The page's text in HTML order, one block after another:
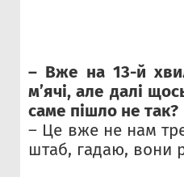
– Вже на 13-й
м’ячі, але далі
саме пішло не так?
– Це вже не нам
штаб, гадаю, вони